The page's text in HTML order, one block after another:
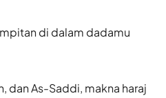
di dalam dadamu
dan As-Saddi, makna haraj